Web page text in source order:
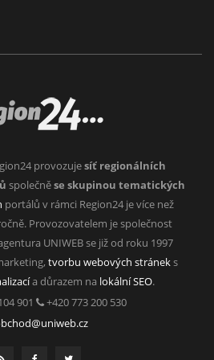
provozujesíť regionálních
společněse skupinou tematických
portálů v rámci Region24 je více než
Provozovatelem je společnost
UNIWEB se již od roku 1997
tvorbu webových stráneks
a důrazem na lokální SEO.
901
+420 773 200 530